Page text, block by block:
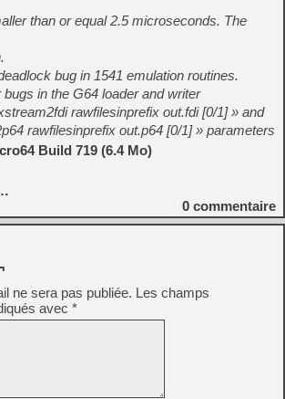
than or equal 2.5 microseconds. The
bug in 1541 emulation routines.
in the G64 loader and writer
rawfilesinprefix out.fdi [0/1] » and
rawfilesinprefix out.p64 [0/1] » parameters
Build 719 (6.4 Mo)
0 commentaire
ne sera pas publiée. Les champs
avec *